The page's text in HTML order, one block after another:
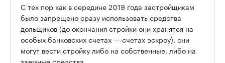
С тех пор как в середине 2019 года застройщикам
было запрещено сразу использовать средства
дольщиков (до окончания стройки они хранятся на
особых банковских счетах — счетах эскроу), они
могут вести стройку либо на собственные, либо на